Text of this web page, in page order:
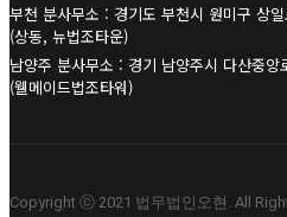
부천 분사무소 : 경기도 부천시 원미구 상
(상동, 뉴법조타운)
남양주 분사무소 : 경기 남양주시 다산중
(웰메이드법조타워)
Copyright ⓒ 2021 법무법인오현. All